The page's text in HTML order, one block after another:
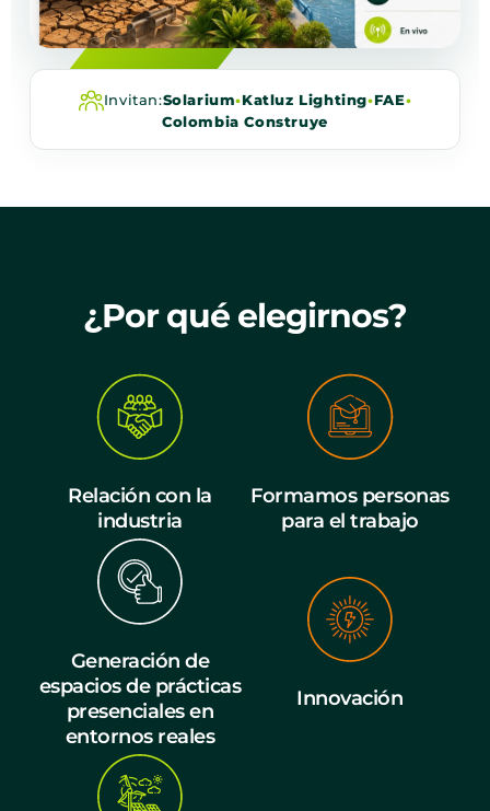
Invitan:Solarium•Katluz Lighting•FAE•
Colombia Construye
¿Por qué elegirnos?
Relación con la
industria
Formamos personas
para el trabajo
Generación de
espacios de prácticas
presenciales en
entornos reales
Innovación